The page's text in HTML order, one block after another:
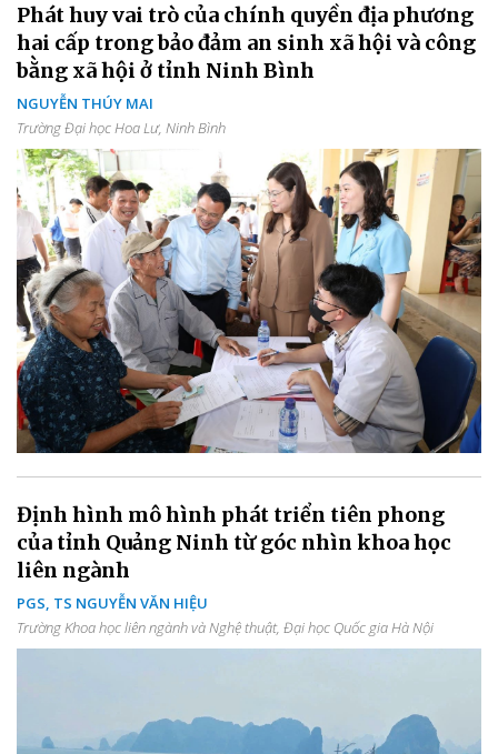
Phát huy vai trò của chính quyền địa phương
hai cấp trong bảo đảm an sinh xã hội và công
bằng xã hội ở tỉnh Ninh Bình
NGUYỄN THÚY MAI
Trường Đại học Hoa Lư, Ninh Bình
Định hình mô hình phát triển tiên phong
của tỉnh Quảng Ninh từ góc nhìn khoa học
liên ngành
PGS, TS NGUYỄN VĂN HIỆU
Trường Khoa học liên ngành và Nghệ thuật, Đại học Quốc gia Hà Nội